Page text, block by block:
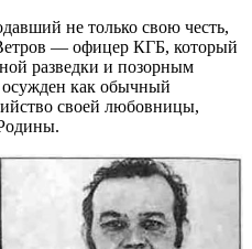
не только свою честь,
— офицер КГБ, который
разведки и позорным
как обычный
своей любовницы,